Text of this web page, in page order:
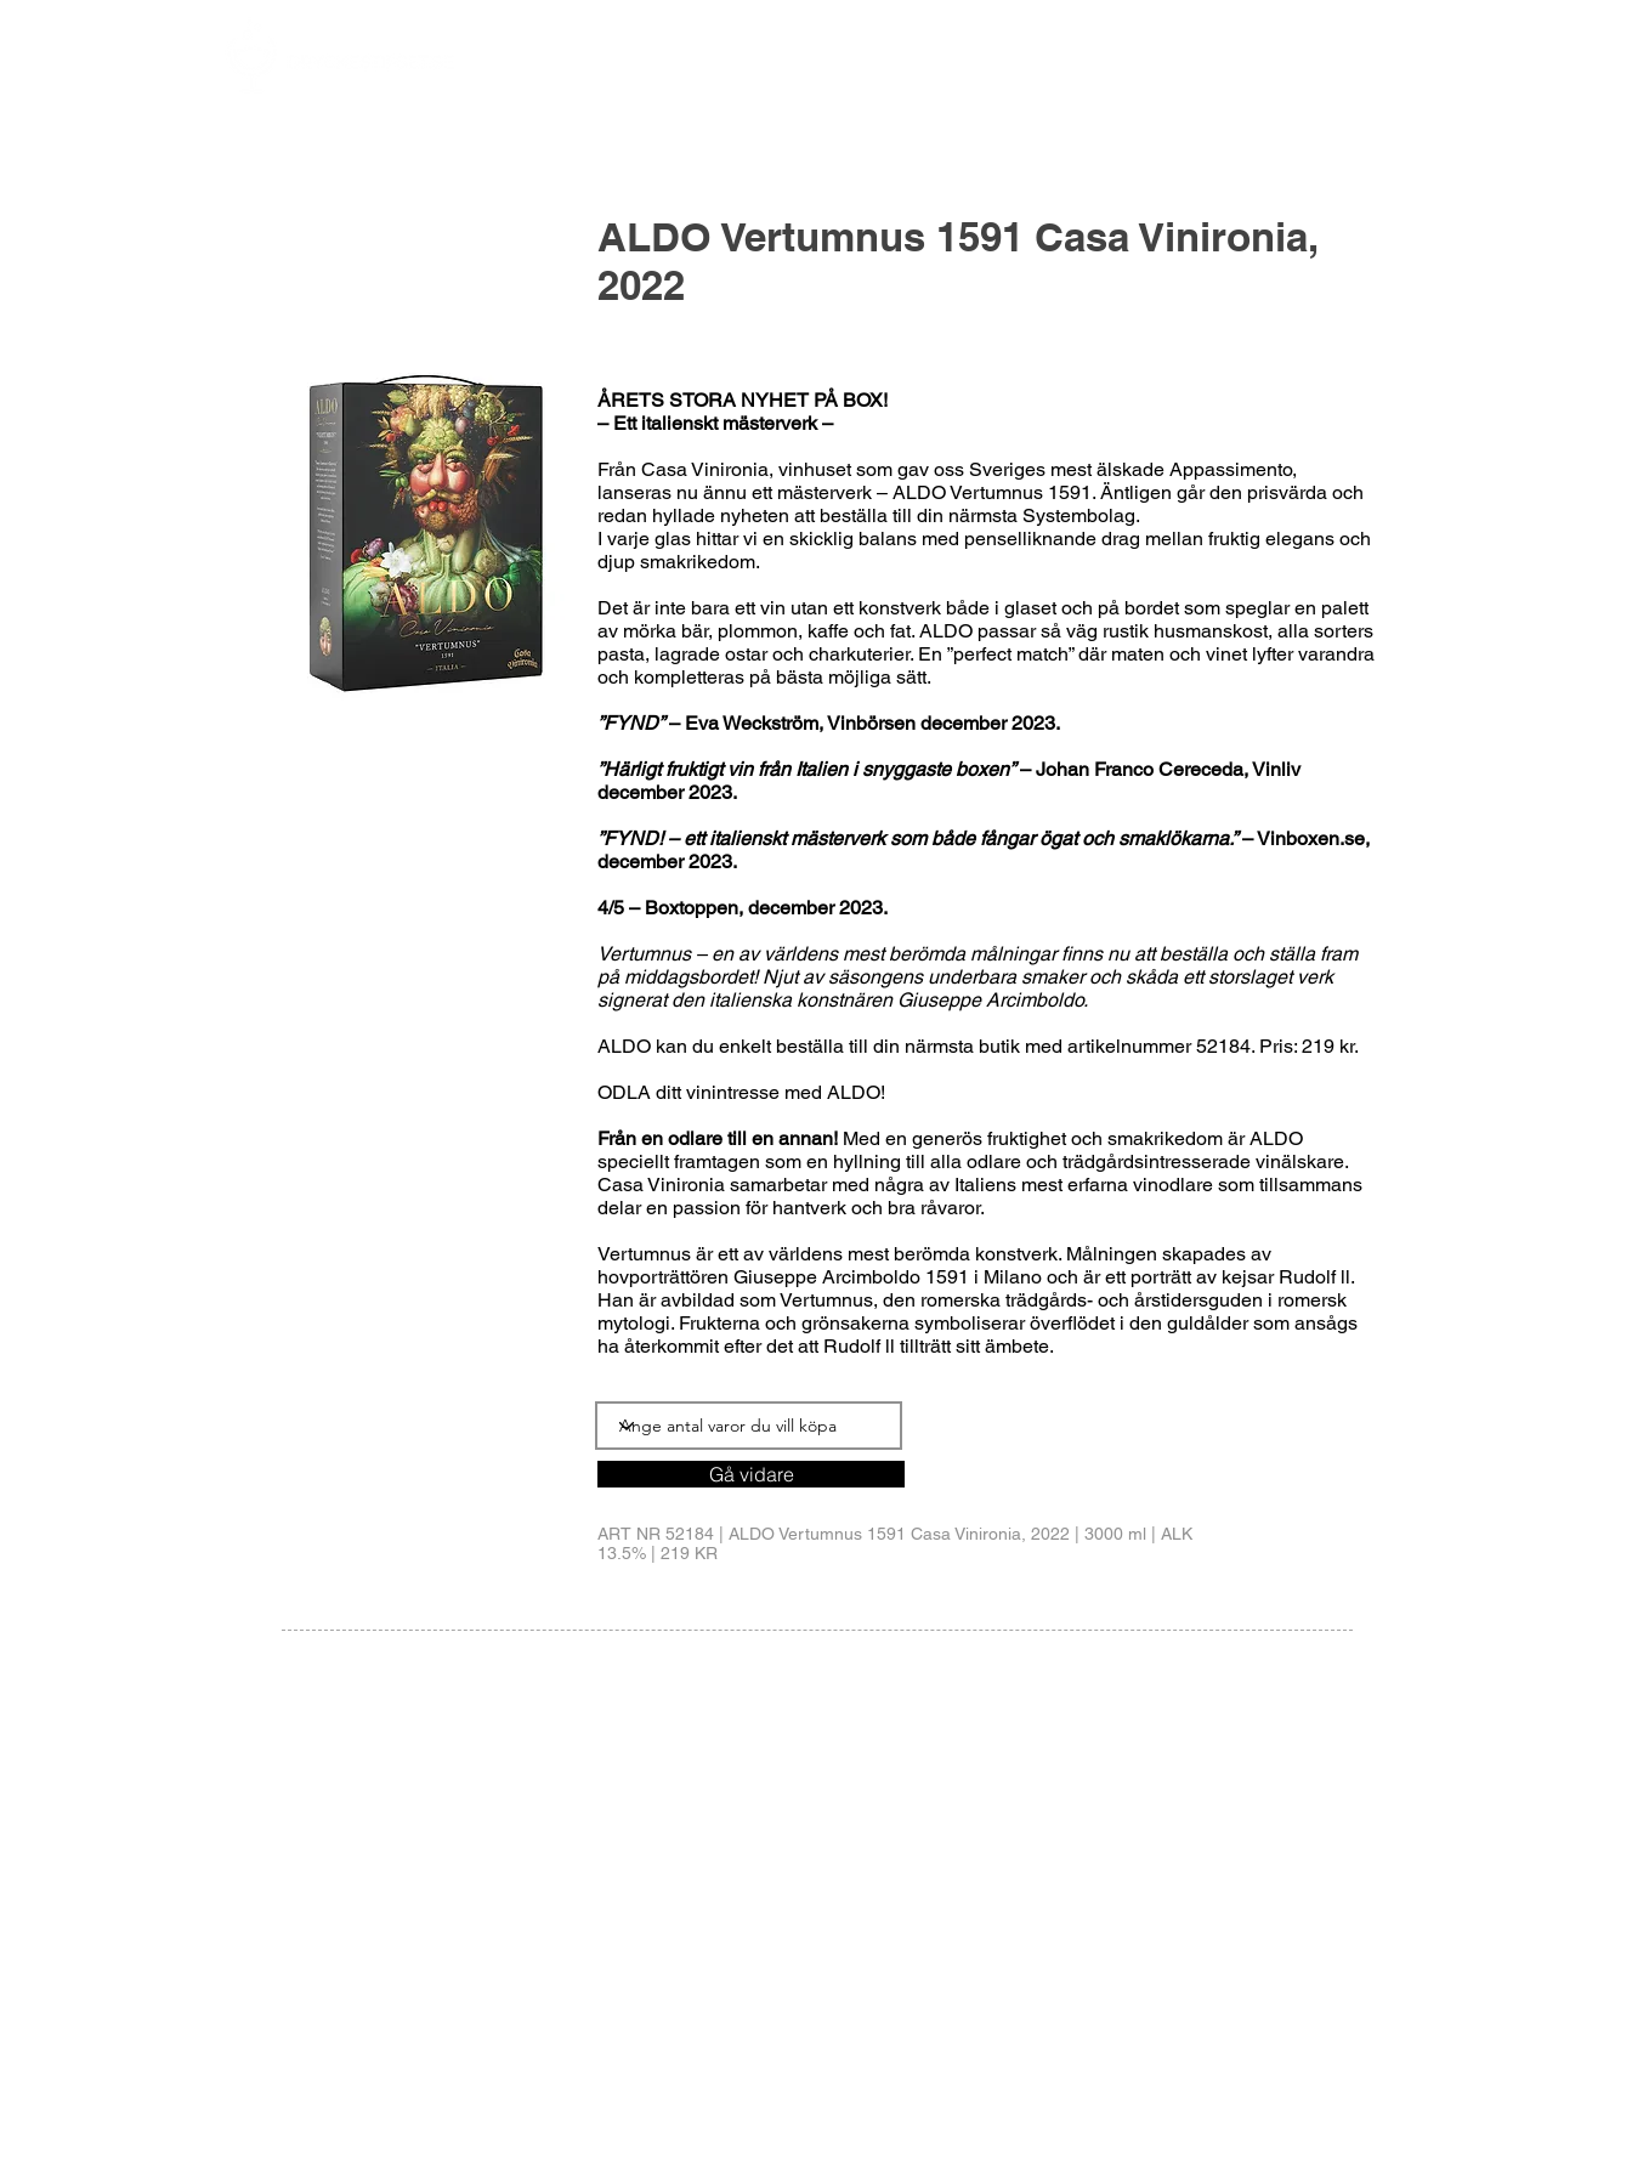
ALDO Vertumnus 1591 Casa Vinironia,
2022
ÅRETS STORA NYHET PÅ BOX!
– Ett italienskt mästerverk –
Från Casa Vinironia, vinhuset som gav oss Sveriges mest älskade Appassimento,
lanseras nu ännu ett mästerverk – ALDO Vertumnus 1591. Äntligen går den prisvärda och
redan hyllade nyheten att beställa till din närmsta Systembolag.
I varje glas hittar vi en skicklig balans med penselliknande drag mellan fruktig elegans och
djup smakrikedom.
Det är inte bara ett vin utan ett konstverk både i glaset och på bordet som speglar en palett
av mörka bär, plommon, kaffe och fat. ALDO passar så väg rustik husmanskost, alla sorters
pasta, lagrade ostar och charkuterier. En ”perfect match” där maten och vinet lyfter varandra
och kompletteras på bästa möjliga sätt.
”FYND”– Eva Weckström, Vinbörsen december 2023.
”Härligt fruktigt vin från Italien i snyggaste boxen”– Johan Franco Cereceda, Vinliv
december 2023.
”FYND! – ett italienskt mästerverk som både fångar ögat och smaklökarna.”– Vinboxen.se,
december 2023.
4/5 – Boxtoppen, december 2023.
Vertumnus – en av världens mest berömda målningar finns nu att beställa och ställa fram
på middagsbordet! Njut av säsongens underbara smaker och skåda ett storslaget verk
signerat den italienska konstnären Giuseppe Arcimboldo.
ALDO kan du enkelt beställa till din närmsta butik med artikelnummer 52184. Pris: 219 kr.
ODLA ditt vinintresse med ALDO!
Från en odlare till en annan! Med en generös fruktighet och smakrikedom är ALDO
speciellt framtagen som en hyllning till alla odlare och trädgårdsintresserade vinälskare.
Casa Vinironia samarbetar med några av Italiens mest erfarna vinodlare som tillsammans
delar en passion för hantverk och bra råvaror.
Vertumnus är ett av världens mest berömda konstverk. Målningen skapades av
hovporträttören Giuseppe Arcimboldo 1591 i Milano och är ett porträtt av kejsar Rudolf ll.
Han är avbildad som Vertumnus, den romerska trädgårds- och årstidersguden i romersk
mytologi. Frukterna och grönsakerna symboliserar överflödet i den guldålder som ansågs
ha återkommit efter det att Rudolf ll tillträtt sitt ämbete.
Gå vidare
ART NR 52184 | ALDO Vertumnus 1591 Casa Vinironia, 2022 | 3000 ml | ALK
13.5% | 219 KR